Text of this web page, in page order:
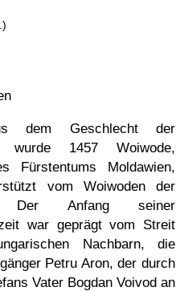
dem Geschlecht der
wurde 1457 Woiwode,
Fürstentums Moldawien,
vom Woiwoden der
Anfang seiner
war geprägt vom Streit
Nachbarn, die
Petru Aron, der durch
Vater Bogdan Voivod an